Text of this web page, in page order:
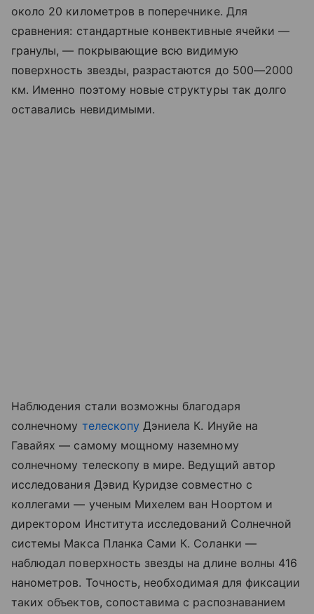
около 20 километров в поперечнике. Для
сравнения: стандартные конвективные ячейки —
гранулы, — покрывающие всю видимую
поверхность звезды, разрастаются до 500—2000
км. Именно поэтому новые структуры так долго
оставались невидимыми.
Наблюдения стали возможны благодаря
солнечному телескопу Дэниела К. Инуйе на
Гавайях — самому мощному наземному
солнечному телескопу в мире. Ведущий автор
исследования Дэвид Куридзе совместно с
коллегами — ученым Михелем ван Ноортом и
директором Института исследований Солнечной
системы Макса Планка Сами К. Соланки —
наблюдал поверхность звезды на длине волны 416
нанометров. Точность, необходимая для фиксации
таких объектов, сопоставима с распознаванием